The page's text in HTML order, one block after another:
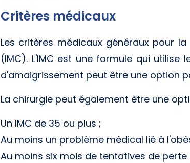
Critères médicaux
Les critères médicaux généraux pour
(IMC). L'IMC est une formule qui
d'amaigrissement peut être une option
La chirurgie peut également être une
Un IMC de 35 ou plus ;
Au moins un problème médical lié à
Au moins six mois de tentatives de